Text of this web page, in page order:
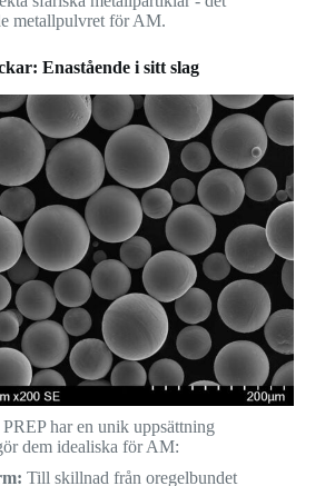
metallpulvret för AM.
Enastående i sitt slag
har en unik uppsättning
dem idealiska för AM:
Till skillnad från oregelbundet